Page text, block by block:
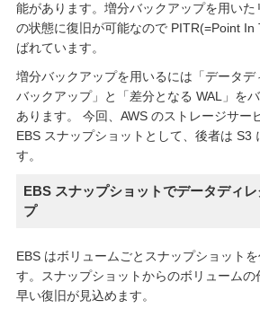
能があります。増分バックアップを用いた
の状態に復旧が可能なので PITR(=Point
ばれています。
増分バックアップを用いるには「データデ
バックアップ」と「差分となる WAL」を
あります。 今回、AWS のストレージサー
EBS スナップショットとして、後者は S3
す。
EBS スナップショットでデータディ
プ
EBS はボリュームごとスナップショット
す。スナップショットからのボリューム
早い復旧が見込めます。